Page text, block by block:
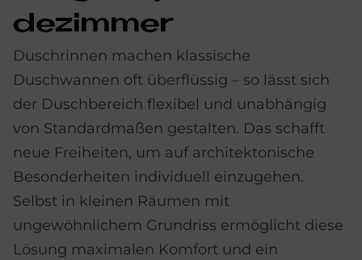
de­zim­mer
Duschrinnen machen klassische
Duschwannen oft überflüssig – so lässt sich
der Duschbereich flexibel und unabhängig
von Standardmaßen gestalten. Das schafft
neue Freiheiten, um auf architektonische
Besonderheiten individuell einzugehen.
Selbst in kleinen Räumen mit
ungewöhnlichem Grundriss ermöglicht diese
Lösung maximalen Komfort und ein